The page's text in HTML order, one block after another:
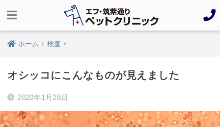
ホーム 検査
オシッコにこんなものが見えました
2020年1月28日